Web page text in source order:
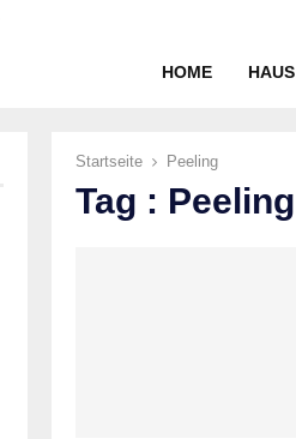
HOME HAUS
Startseite Peeling
Tag : Peeling